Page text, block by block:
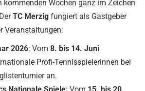
kommenden Wochen ganz im Zeichen
TC Merzig fungiert als Gastgeber
Veranstaltungen:
2026: Vom 8. bis 14. Juni
Profi-Tennisspielerinnen bei
an.